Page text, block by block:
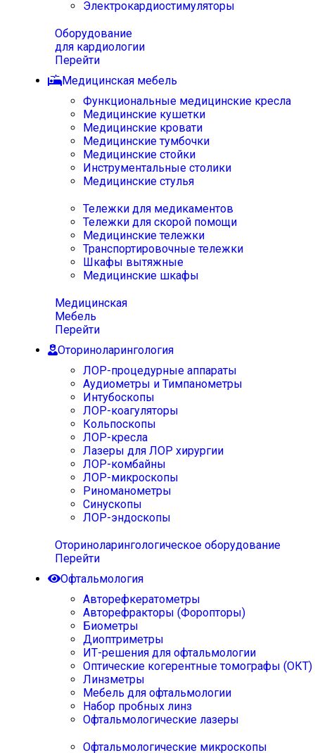
Электрокардиостимуляторы
Оборудование
для кардиологии
Перейти
Медицинская мебель
Функциональные медицинские кресла
Медицинские кушетки
Медицинские кровати
Медицинские тумбочки
Медицинские стойки
Инструментальные столики
Медицинские стулья
Тележки для медикаментов
Тележки для скорой помощи
Медицинские тележки
Транспортировочные тележки
Шкафы вытяжные
Медицинские шкафы
Медицинская
Мебель
Перейти
Оториноларингология
ЛОР-процедурные аппараты
Аудиометры и Тимпанометры
Интубоскопы
ЛОР-коагуляторы
Кольпоскопы
ЛОР-кресла
Лазеры для ЛОР хирургии
ЛОР-комбайны
ЛОР-микроскопы
Риноманометры
Синускопы
ЛОР-эндоскопы
Оториноларингологическое оборудование
Перейти
Офтальмология
Авторефкератометры
Авторефракторы (Форопторы)
Биометры
Диоптриметры
ИТ-решения для офтальмологии
Оптические когерентные томографы (ОКТ)
Линзметры
Мебель для офтальмологии
Набор пробных линз
Офтальмологические лазеры
Офтальмологические микроскопы